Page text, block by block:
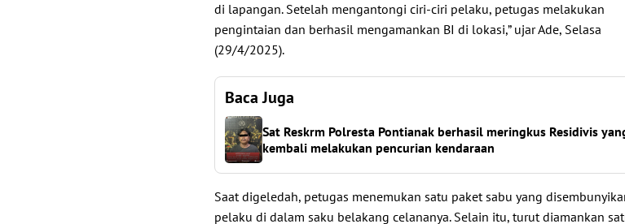
di lapangan. Setelah mengantongi ciri-ciri pelaku, petugas melakukan
pengintaian dan berhasil mengamankan BI di lokasi,” ujar Ade, Selasa
(29/4/2025).
Baca Juga
Sat Reskrm Polresta Pontianak berhasil meringkus Residivis
kembali melakukan pencurian kendaraan
Saat digeledah, petugas menemukan satu paket sabu yang
pelaku di dalam saku belakang celananya. Selain itu, turut diamankan